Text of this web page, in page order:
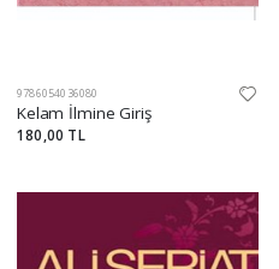
9786054036080
Kelam İlmine Giriş
180,00 TL